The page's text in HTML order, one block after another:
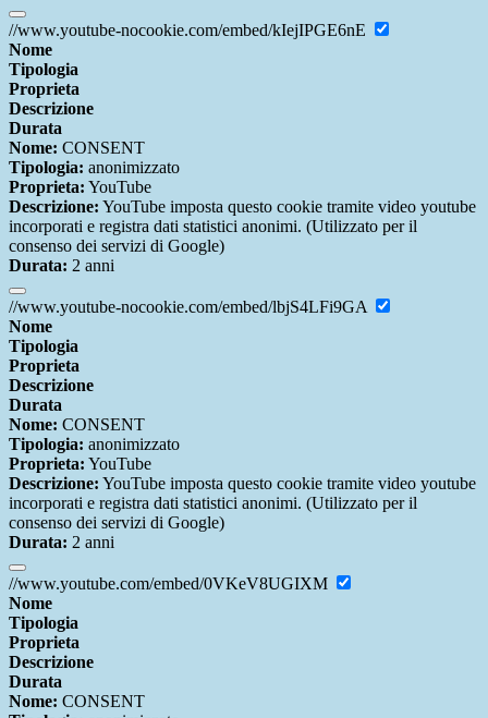
//www.youtube-nocookie.com/embed/kIejIPGE6nE
Nome
Tipologia
Proprieta
Descrizione
Durata
Nome: CONSENT
Tipologia: anonimizzato
Proprieta: YouTube
Descrizione: YouTube imposta questo cookie tramite video youtube
incorporati e registra dati statistici anonimi. (Utilizzato per il
consenso dei servizi di Google)
Durata: 2 anni
//www.youtube-nocookie.com/embed/lbjS4LFi9GA
Nome
Tipologia
Proprieta
Descrizione
Durata
Nome: CONSENT
Tipologia: anonimizzato
Proprieta: YouTube
Descrizione: YouTube imposta questo cookie tramite video youtube
incorporati e registra dati statistici anonimi. (Utilizzato per il
consenso dei servizi di Google)
Durata: 2 anni
//www.youtube.com/embed/0VKeV8UGIXM
Nome
Tipologia
Proprieta
Descrizione
Durata
Nome: CONSENT